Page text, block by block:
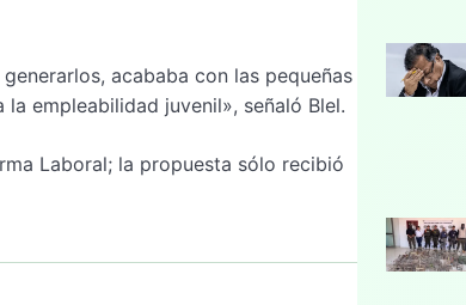
acababa con las pequeñas
empleabilidad juvenil», señaló Blel.
Laboral; la propuesta sólo recibió